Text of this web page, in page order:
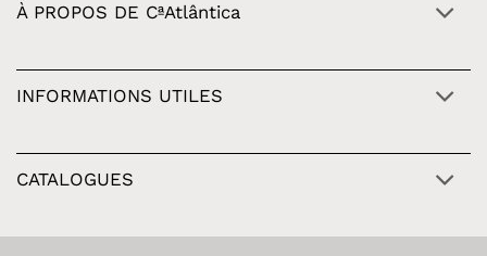
À PROPOS DE CªAtlântica
INFORMATIONS UTILES
CATALOGUES